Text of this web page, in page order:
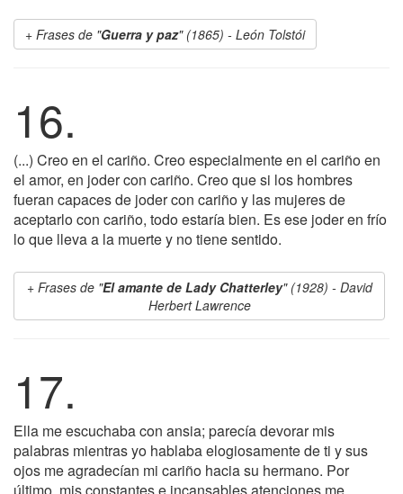
Frases de "Guerra y paz" (1865) - León Tolstói
16.
(...) Creo en el cariño. Creo especialmente en el cariño en
el amor, en joder con cariño. Creo que si los hombres
fueran capaces de joder con cariño y las mujeres de
aceptarlo con cariño, todo estaría bien. Es ese joder en frío
lo que lleva a la muerte y no tiene sentido.
Frases de "El amante de Lady Chatterley" (1928) - David
Herbert Lawrence
17.
Ella me escuchaba con ansia; parecía devorar mis
palabras mientras yo hablaba elogiosamente de ti y sus
ojos me agradecían mi cariño hacia su hermano. Por